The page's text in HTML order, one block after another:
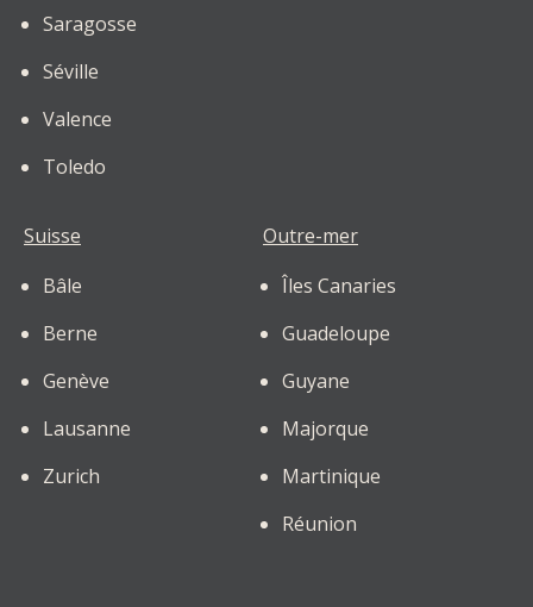
Saragosse
Séville
Valence
Toledo
Suisse
Bâle
Berne
Genève
Lausanne
Zurich
Outre-mer
Îles Canaries
Guadeloupe
Guyane
Majorque
Martinique
Réunion